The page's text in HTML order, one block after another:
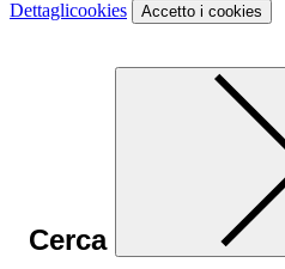
Dettaglicookies Accetto i cookies
Cerca